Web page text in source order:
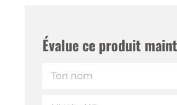
Évalue ce produit